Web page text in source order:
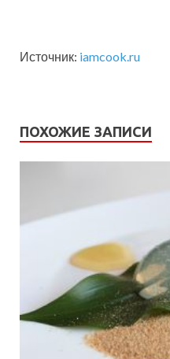
Источник: iamcook.ru
ПОХОЖИЕ ЗАПИСИ